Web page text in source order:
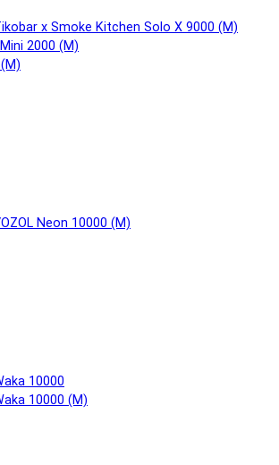
x Smoke Kitchen Solo X 9000 (М)
2000 (М)
(М)
Neon 10000 (М)
10000
10000 (М)